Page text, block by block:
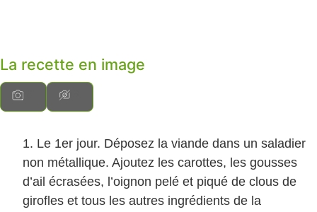
La recette en image
Le 1er jour. Déposez la viande dans un saladier
non métallique. Ajoutez les carottes, les gousses
d’ail écrasées, l’oignon pelé et piqué de clous de
girofles et tous les autres ingrédients de la